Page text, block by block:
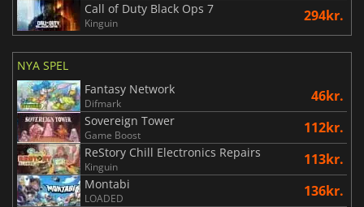
Call of Duty Black Ops 7
Kinguin 294kr.
NYA SPEL
Fantasy Network
Difmark 46kr.
Sovereign Tower
Game Boost 112kr.
ReStory Chill Electronics Repairs
Kinguin 113kr.
Montabi
LOADED 136kr.